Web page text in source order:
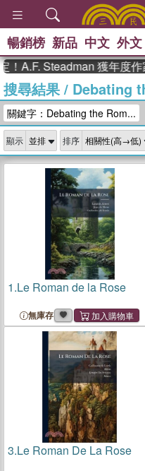
暢銷榜 新品 中文 外文
Steadman 獲年度作家，
搜尋結果/ Debating
關鍵字：Debating the Rom...
顯示 排序
1.Le Roman de la Rose
無庫存
3.Le Roman De La Rose